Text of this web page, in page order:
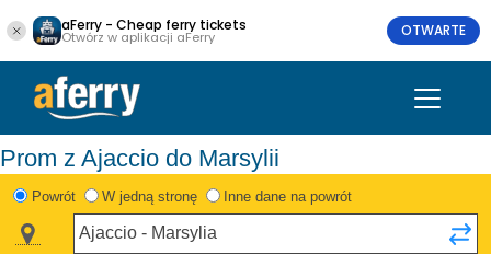
aFerry - Cheap ferry tickets
Otwórz w aplikacji aFerry OTWARTE
Prom z Ajaccio do Marsylii
Powrót W jedną stronę Inne dane na powrót